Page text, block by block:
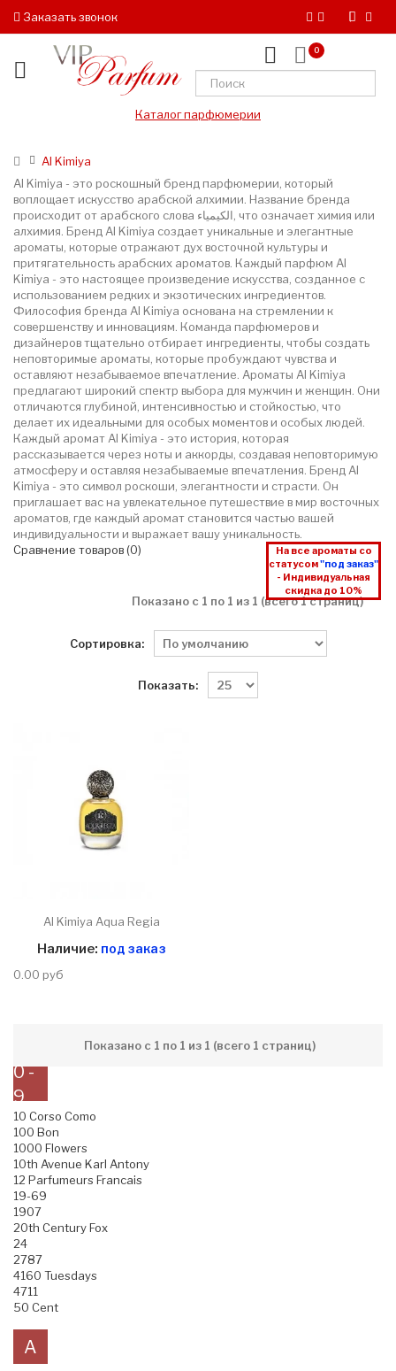
Заказать звонок
0
Каталог парфюмерии
Al Kimiya
Al Kimiya - это роскошный бренд парфюмерии, который
воплощает искусство арабской алхимии. Название бренда
происходит от арабского слова الكيمياء, что означает химия или
алхимия. Бренд Al Kimiya создает уникальные и элегантные
ароматы, которые отражают дух восточной культуры и
притягательность арабских ароматов. Каждый парфюм Al
Kimiya - это настоящее произведение искусства, созданное с
использованием редких и экзотических ингредиентов.
Философия бренда Al Kimiya основана на стремлении к
совершенству и инновациям. Команда парфюмеров и
дизайнеров тщательно отбирает ингредиенты, чтобы создать
неповторимые ароматы, которые пробуждают чувства и
оставляют незабываемое впечатление. Ароматы Al Kimiya
предлагают широкий спектр выбора для мужчин и женщин. Они
отличаются глубиной, интенсивностью и стойкостью, что
делает их идеальными для особых моментов и особых людей.
Каждый аромат Al Kimiya - это история, которая
рассказывается через ноты и аккорды, создавая неповторимую
атмосферу и оставляя незабываемые впечатления. Бренд Al
Kimiya - это символ роскоши, элегантности и страсти. Он
приглашает вас на увлекательное путешествие в мир восточных
ароматов, где каждый аромат становится частью вашей
индивидуальности и выражает вашу уникальность.
На все ароматы со
статусом"под заказ"
- Индивидуальная
скидка до 10%
Сравнение товаров (0)
Показано с 1 по 1 из 1 (всего 1 страниц)
Сортировка:
Показать:
Al Kimiya Aqua Regia
Наличие: под заказ
0.00 руб
Показано с 1 по 1 из 1 (всего 1 страниц)
0 -
9
10 Corso Como
100 Bon
1000 Flowers
10th Avenue Karl Antony
12 Parfumeurs Francais
19-69
1907
20th Century Fox
24
2787
4160 Tuesdays
4711
50 Cent
A